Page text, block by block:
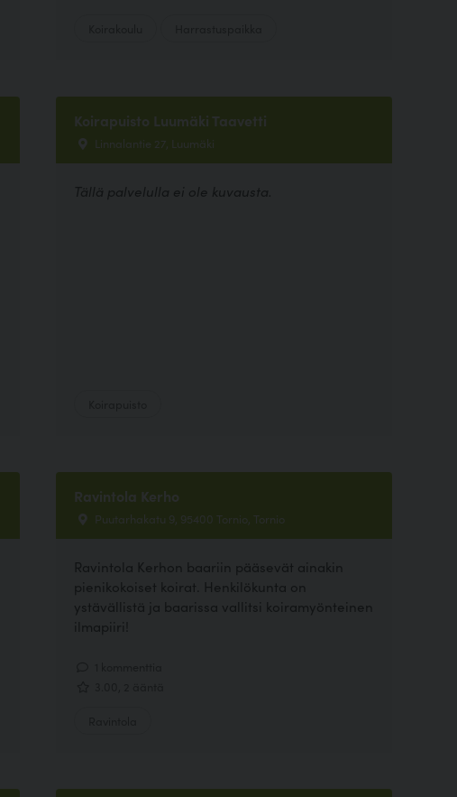
Koirapuisto Luumäki Taavetti
Linnalantie 27, Luumäki
Tällä palvelulla ei ole kuvausta.
Ravintola Kerho
Puutarhakatu 9, 95400 Tornio, Tornio
Ravintola Kerhon baariin pääsevät ainakin
pienikokoiset koirat. Henkilökunta on
ystävällistä ja baarissa vallitsi koiramyönteinen
ilmapiiri!